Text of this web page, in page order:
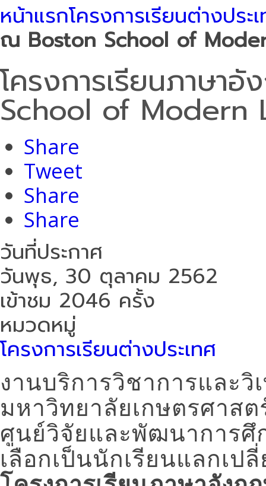
หน้าแรกโครงการเรียนต่างประ
ณ Boston School of
โครงการเรียนภาษา
School of Modern
Share
Tweet
Share
Share
วันที่ประกาศ
วันพุธ, 30 ตุลาคม 2562
เข้าชม 2046 ครั้ง
หมวดหมู่
โครงการเรียนต่างประเทศ
งานบริการวิชาการแล
มหาวิทยาลัยเกษตรศา
ศูนย์วิจัยและพัฒนาการ
เลือกเป็นนักเรียนแลก